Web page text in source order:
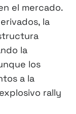
el mercado.
la
la
los
a la
rally